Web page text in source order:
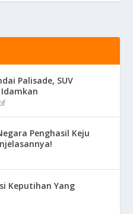
Palisade, SUV
Penghasil Keju
Keputihan Yang